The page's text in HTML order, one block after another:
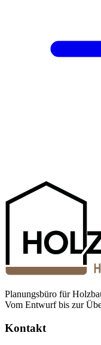
Planungsbüro für
Vom Entwurf bis zur
Kontakt